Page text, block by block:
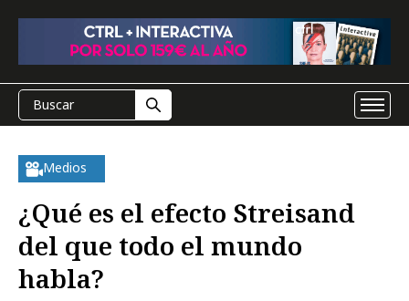
Medios
¿Qué es el efecto Streisand
del que todo el mundo
habla?